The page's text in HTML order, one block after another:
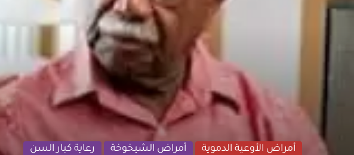
أمراض الأوعية الدموية أمراض الشيخوخة رعاية كبار السن